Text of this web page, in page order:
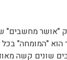
הוא "המומחה"
שונים קשה